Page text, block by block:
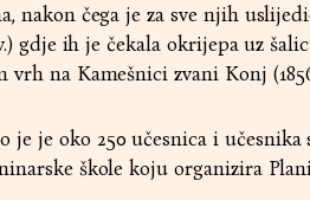
nakon čega je za sve njih
gdje ih je čekala okrijepa uz
na Kamešnici zvani Konj
je je oko 250 učesnica i
škole koju organizira